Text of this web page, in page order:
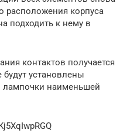
расположения корпуса
подходить к нему в
контактов получается
будут установлены
лампочки наименьшей